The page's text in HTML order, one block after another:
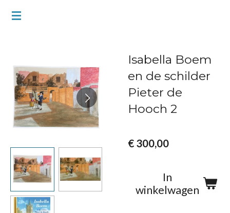
Ga
hoofdinhoud
Isabella Boem
en de schilder
Pieter de
Hooch 2
€ 300,00
In
winkelwagen